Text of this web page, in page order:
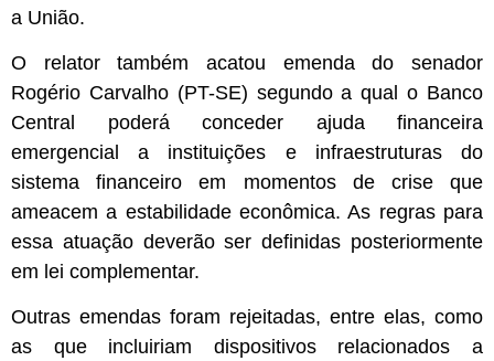
a União.
O relator também acatou emenda do senador
Rogério Carvalho (PT-SE) segundo a qual o Banco
Central poderá conceder ajuda financeira
emergencial a instituições e infraestruturas do
sistema financeiro em momentos de crise que
ameacem a estabilidade econômica. As regras para
essa atuação deverão ser definidas posteriormente
em lei complementar.
Outras emendas foram rejeitadas, entre elas, como
as que incluiriam dispositivos relacionados a